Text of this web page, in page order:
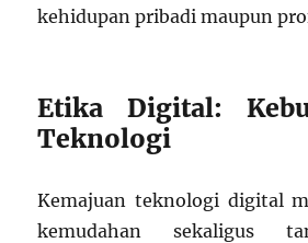
kehidupan pribadi maupun
Etika Digital:
Teknologi
Kemajuan teknologi digital
kemudahan sekaligus